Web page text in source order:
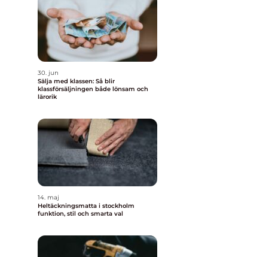
30. jun
Sälja med klassen: Så blir
klassförsäljningen både lönsam och
lärorik
14. maj
Heltäckningsmatta i stockholm
funktion, stil och smarta val